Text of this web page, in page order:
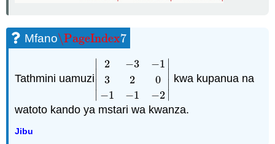
Mfano\PageIndex7
\PageIndex7
Tathmini uamuzi
2
3
−1
−3
2
−1
−1
0
−2
| − 3 1 1 −2|
kwa kupanua na
watoto kando ya mstari wa kwanza.
Jibu